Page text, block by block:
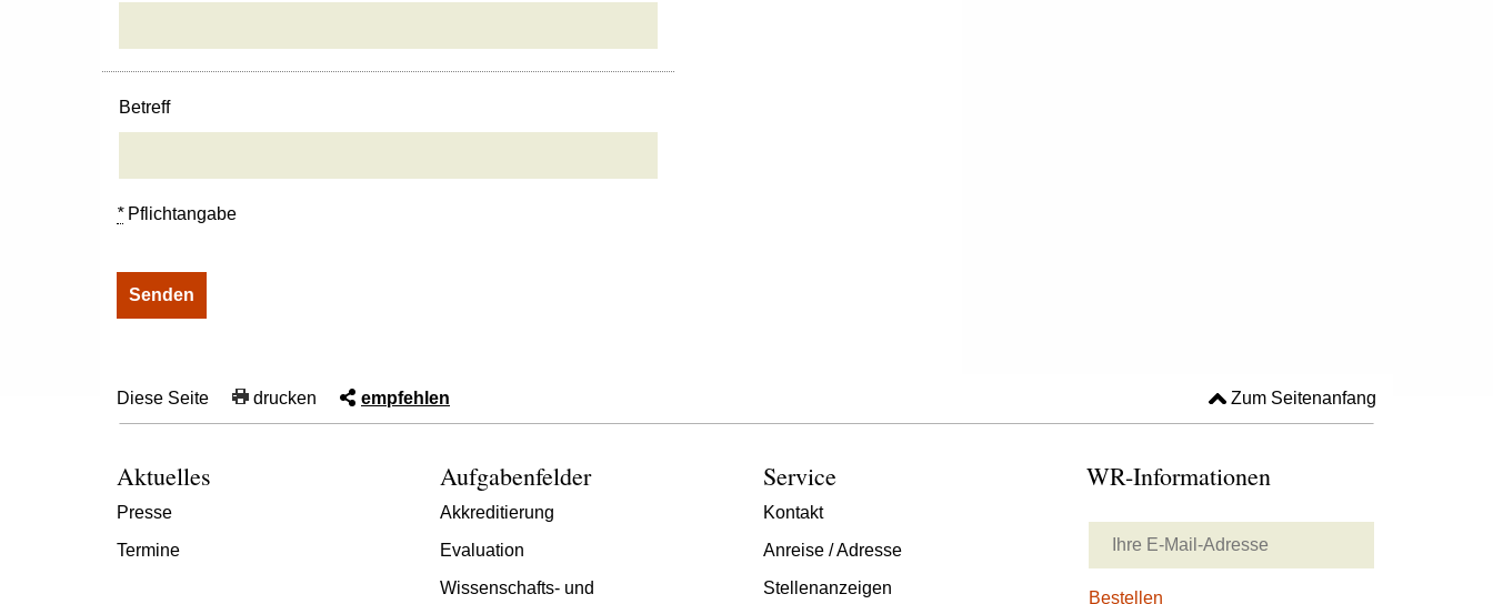
Betreff
*Pflichtangabe
Diese Seite drucken empfehlen Zum Seitenanfang
Aktuelles
Presse
Termine
Aufgabenfelder
Akkreditierung
Evaluation
Wissenschafts- und
Service
Kontakt
Anreise / Adresse
Stellenanzeigen
WR-Informationen